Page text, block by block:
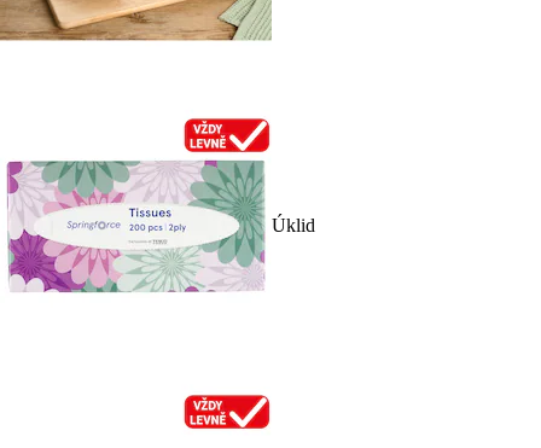
Úklid